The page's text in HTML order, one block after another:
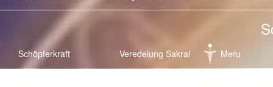
Schöpferkraft Veredelung Sakral Meru